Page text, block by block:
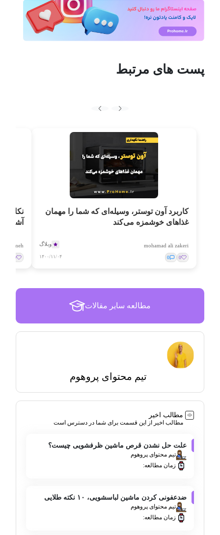
پست های مرتبط
کاربرد آون توستر، وسیله‌ای که شما را مهمان
غذاهای خوشمزه می‌کند
mohamad ali zakeri وبلاگ
0
0 ۱۴۰۰/۱۱/۰۴
نکات
fatemeh
0
مطالعه سایر مقالات
تیم محتوای پروهوم
مطالب اخیر
مطالب اخیر از این قسمت برای شما در دسترس است
علت حل نشدن قرص ماشین ظرفشویی چیست؟
تیم محتوای پروهوم
زمان مطالعه:
ضدعفونی کردن ماشین لباسشویی، ۱۰ نکته طلایی
تیم محتوای پروهوم
زمان مطالعه: